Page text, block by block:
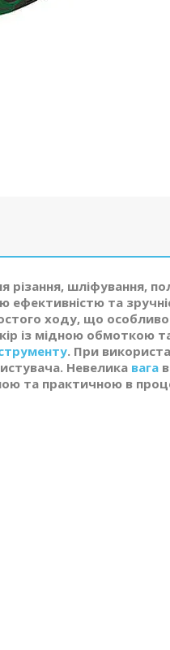
шліфування,
ефективністю та
ходу, що особливо
із мідною обмоткою
. При
Невелика вага
та практичною в